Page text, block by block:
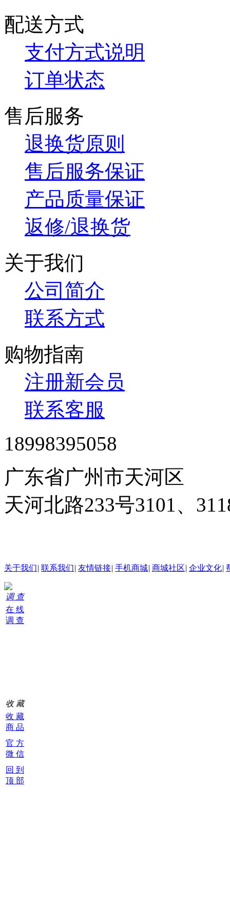
配送方式
支付方式说明
订单状态
售后服务
退换货原则
售后服务保证
产品质量保证
返修/退换货
关于我们
公司简介
联系方式
购物指南
注册新会员
联系客服
18998395058
广东省广州市天河区
天河北路233号3101、
关于我们| 联系我们| 友情链接| 手机商城| 商城社区| 企业文化|
调 查
在 线
调 查
收 藏
收 藏
商 品
官 方
微 信
回 到
顶 部